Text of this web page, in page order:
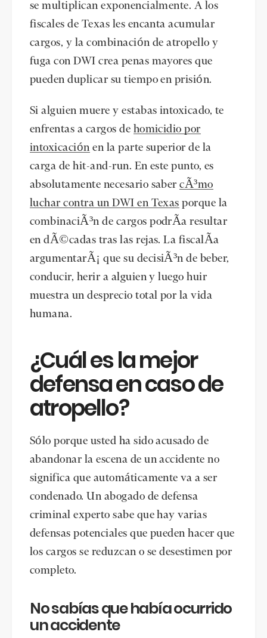
se multiplican exponencialmente. A los
fiscales de Texas les encanta acumular
cargos, y la combinación de atropello y
fuga con DWI crea penas mayores que
pueden duplicar su tiempo en prisión.
Si alguien muere y estabas intoxicado, te
enfrentas a cargos de homicidio por
intoxicación en la parte superior de la
carga de hit-and-run. En este punto, es
absolutamente necesario sabercÃ³mo
luchar contra un DWI en Texas porque la
combinaciÃ³n de cargos podrÃa resultar
en dÃ©cadas tras las rejas. La fiscalÃa
argumentarÃ¡ que su decisiÃ³n de beber,
conducir, herir a alguien y luego huir
muestra un desprecio total por la vida
humana.
¿Cuál es la mejor
defensa en caso de
atropello?
Sólo porque usted ha sido acusado de
abandonar la escena de un accidente no
significa que automáticamente va a ser
condenado. Un abogado de defensa
criminal experto sabe que hay varias
defensas potenciales que pueden hacer que
los cargos se reduzcan o se desestimen por
completo.
No sabías que había ocurrido
un accidente